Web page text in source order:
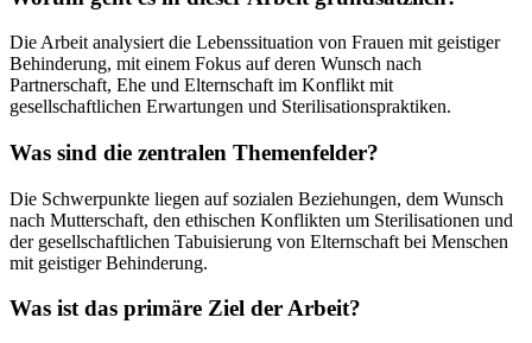
Die Arbeit analysiert die Lebenssituation von Frauen mit geistiger
Behinderung, mit einem Fokus auf deren Wunsch nach
Partnerschaft, Ehe und Elternschaft im Konflikt mit
gesellschaftlichen Erwartungen und Sterilisationspraktiken.
Was sind die zentralen Themenfelder?
Die Schwerpunkte liegen auf sozialen Beziehungen, dem Wunsch
nach Mutterschaft, den ethischen Konflikten um Sterilisationen und
der gesellschaftlichen Tabuisierung von Elternschaft bei Menschen
mit geistiger Behinderung.
Was ist das primäre Ziel der Arbeit?